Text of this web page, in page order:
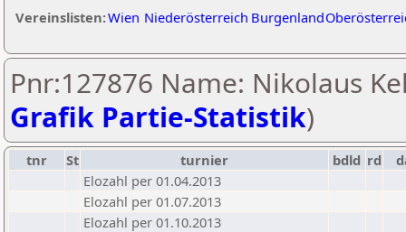
Vereinslisten:Wien Niederösterreich Burgenland
Pnr:127876 Name: Nikolaus
Grafik Partie-Statistik)
tnr St turnier bdld rd
Elozahl per 01.04.2013
Elozahl per 01.07.2013
Elozahl per 01.10.2013